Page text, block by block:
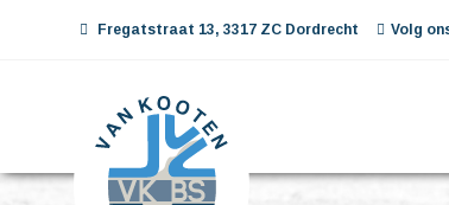
Fregatstraat 13, 3317 ZC Dordrecht Volg